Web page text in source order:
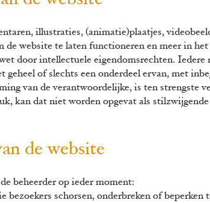
illustraties, (animatie)plaatjes,
website te laten functioneren en meer in het
door intellectuele eigendomsrechten.
geheel of slechts een onderdeel ervan, met
van de verantwoordelijke, is ten strengste
kan dat niet worden opgevat als
de website
beheerder op ieder moment:
schorsen, onderbreken of beperken